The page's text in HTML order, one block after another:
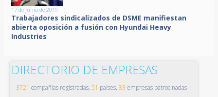
17 de Junio de 2019
Trabajadores sindicalizados de DSME manifiestan
abierta oposición a fusión con Hyundai Heavy
Industries
DIRECTORIO DE EMPRESAS
3721 compañías registradas, 51 países, 83 empresas patrocinadas